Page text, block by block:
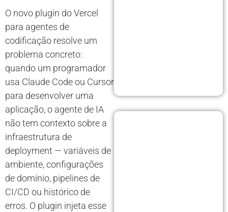
O novo plugin do Vercel
para agentes de
codificação resolve um
problema concreto:
quando um programador
usa Claude Code ou Cursor
para desenvolver uma
aplicação, o agente de IA
não tem contexto sobre a
infraestrutura de
deployment — variáveis de
ambiente, configurações
de domínio, pipelines de
CI/CD ou histórico de
erros. O plugin injeta esse